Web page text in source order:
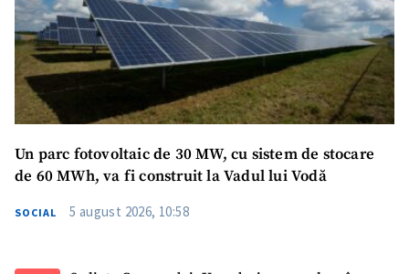
Un parc fotovoltaic de 30 MW, cu sistem de stocare
de 60 MWh, va fi construit la Vadul lui Vodă
SOCIAL 5 august 2026, 10:58